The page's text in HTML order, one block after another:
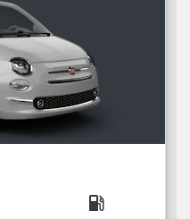
local_gas_station